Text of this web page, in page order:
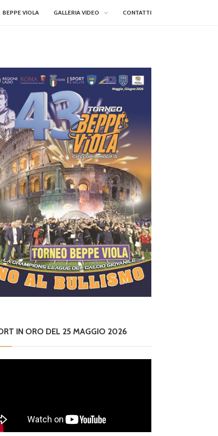
BEPPE VIOLA GALLERIA VIDEO CONTATTI
IN ORO DEL 25 MAGGIO 2026